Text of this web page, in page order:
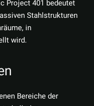
Project 401 bedeutet
Stahlstrukturen
in
wird.
Bereiche der